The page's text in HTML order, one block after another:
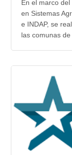
En el marco
en Sistemas
e INDAP, se
las comunas